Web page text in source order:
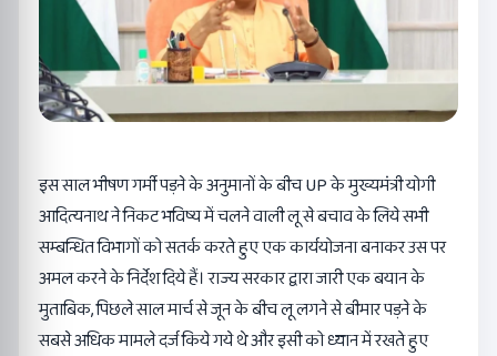
इस साल भीषण गर्मी पड़ने के अनुमानों के बीच UP के मुख्यमंत्री योगी
आदित्यनाथ ने निकट भविष्य में चलने वाली लू से बचाव के लिये सभी
सम्बन्धित विभागों को सतर्क करते हुए एक कार्ययोजना बनाकर उस पर
अमल करने के निर्देश दिये हैं। राज्य सरकार द्वारा जारी एक बयान के
मुताबिक, पिछले साल मार्च से जून के बीच लू लगने से बीमार पड़ने के
सबसे अधिक मामले दर्ज किये गये थे और इसी को ध्यान में रखते हुए